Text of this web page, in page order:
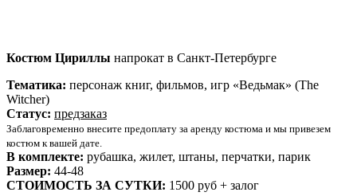
Костюм Цириллы напрокат в Санкт-Петербурге
Тематика: персонаж книг, фильмов, игр «Ведьмак» (The
Witcher)
Статус: предзаказ
Заблаговременно внесите предоплату за аренду костюма и мы привезем
костюм к вашей дате.
В комплекте: рубашка, жилет, штаны, перчатки, парик
Размер: 44-48
СТОИМОСТЬ ЗА СУТКИ: 1500 руб + залог